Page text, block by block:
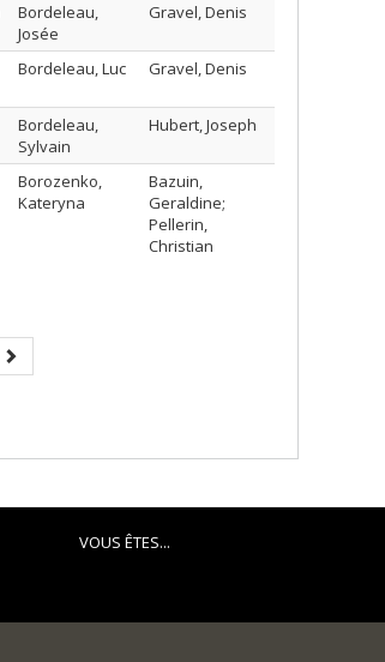
Bordeleau,
Josée
Gravel, Denis
Bordeleau, Luc Gravel, Denis
Bordeleau,
Sylvain
Hubert, Joseph
Borozenko,
Kateryna
Bazuin,
Geraldine;
Pellerin,
Christian
Next
page
VOUS ÊTES...